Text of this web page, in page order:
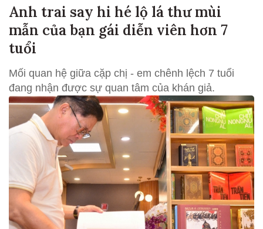
Anh trai say hi hé lộ lá thư mùi
mẫn của bạn gái diễn viên hơn 7
tuổi
Mối quan hệ giữa cặp chị - em chênh lệch 7 tuổi
đang nhận được sự quan tâm của khán giả.